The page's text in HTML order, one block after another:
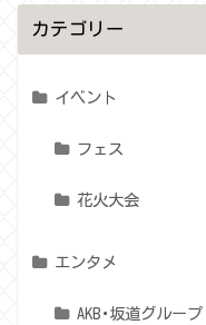
カテゴリー
イベント
フェス
花火大会
エンタメ
AKB･坂道グループ